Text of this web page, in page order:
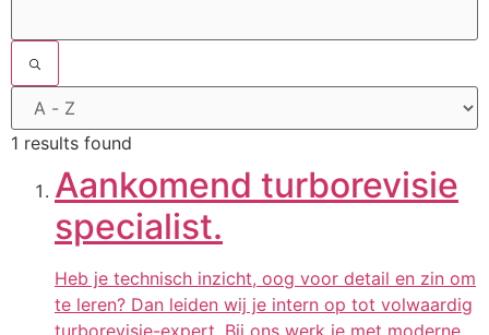
1 results found
Aankomend turborevisie
specialist.
Heb je technisch inzicht, oog voor detail en zin om
te leren? Dan leiden wij je intern op tot volwaardig